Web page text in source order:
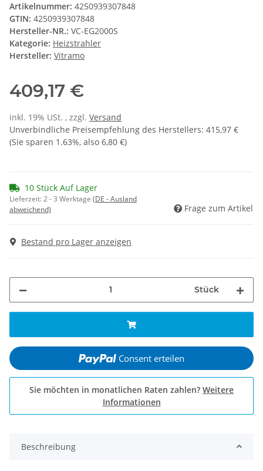
Artikelnummer: 4250939307848
GTIN: 4250939307848
Hersteller-NR.: VC-EG2000S
Kategorie: Heizstrahler
Hersteller: Vitramo
409,17 €
inkl. 19% USt. , zzgl. Versand
Unverbindliche Preisempfehlung des Herstellers: 415,97 €
(Sie sparen 1.63%, also 6,80 €)
10 Stück Auf Lager
Lieferzeit:2 - 3 Werktage (DE - Ausland
abweichend)
Frage zum Artikel
Bestand pro Lager anzeigen
Stück
Consent erteilen
Sie möchten in monatlichen Raten zahlen? Weitere
Informationen
Beschreibung